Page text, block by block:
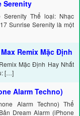
Serenity
Serenity Thể loại: Nhạc
Sunrise Serenity là một
Remix Mặc Định
Mặc Định Hay Nhất
[…]
Alarm Techno)
Alarm Techno) Thể
Dream Alarm (iPhone